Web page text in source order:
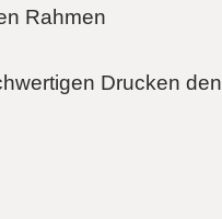
Rahmen
Drucken den